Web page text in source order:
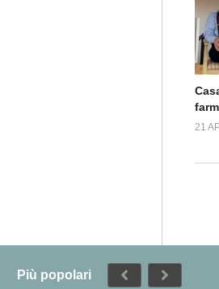
21
Più popolari